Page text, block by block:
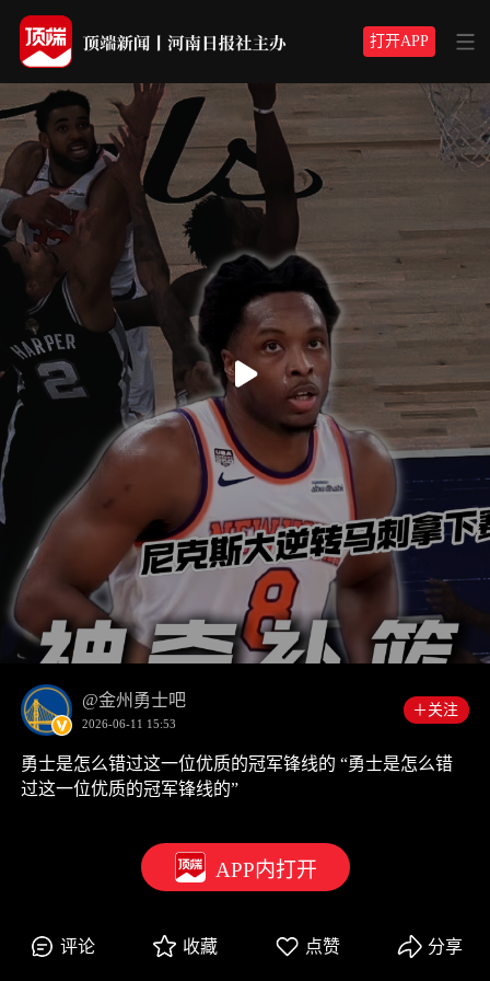
打开APP
00:00@金州勇士吧
2026-06-11 15:53
＋关注
勇士是怎么错过这一位优质的冠军锋线的 “勇士是怎么错
过这一位优质的冠军锋线的”
评论 收藏 点赞 分享
APP内打开